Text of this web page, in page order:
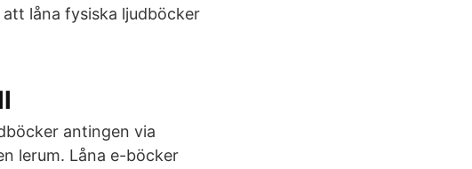
låna fysiska ljudböcker
antingen via
lerum. Låna e-böcker